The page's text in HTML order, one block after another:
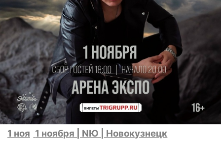
1 ноя 1 ноября | NЮ | Новокузнецк